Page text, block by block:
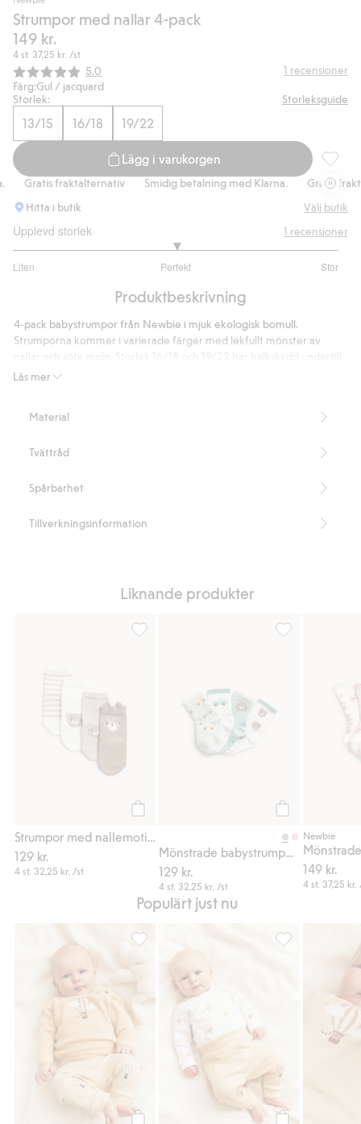
Strumpor med nallar 4-pack
149 kr.
4 st. 37,25 kr. /st
Snittbetyg:
5.0 1 recensioner
Färg:Gul / jacquard
Storlek:
Storleksguide
13/15 16/18 19/22
Lägg i varukorgen
Gratis fraktalternativ Smidig betalning med Klarna.
Gratis
Hitta i butik
Välj butik
Upplevd storlek
Liten Perfekt Stor
utav
1
betyg
1 recensioner
Produktbeskrivning
Läs mer
4‑pack babystrumpor från Newbie i mjuk ekologisk bomull.
Strumporna kommer i varierade färger med lekfullt mönster av
för extra grepp.
Halkskydd undertill i storlek 16/18 och 19/22.
Artikelnummer
Material
Tvättråd
Spårbarhet
Tillverkningsinformation
Liknande produkter
129 kr.
4 st. 32,25 kr. /st
129 kr.
4 st. 32,25 kr. /st
Newbie
149 kr.
4 st. 37,25 kr.
Populärt just nu
Ribbade leggings med luftballonger,